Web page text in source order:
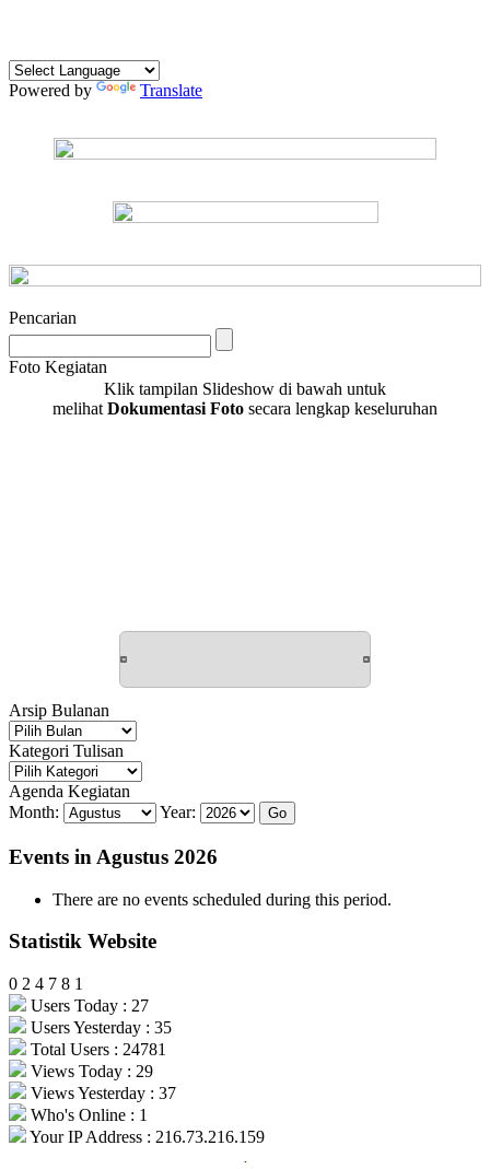
Powered by Translate
Pencarian
Foto Kegiatan
Klik tampilan Slideshow di bawah untuk
melihat Dokumentasi Foto secara lengkap keseluruhan
Arsip Bulanan
Arsip
Bulanan
Kategori Tulisan
Kategori
Tulisan
Agenda Kegiatan
Month:
Year:
Events in Agustus 2026
There are no events scheduled during this period.
Statistik Website
0 2 4 7 8 1
Users Today : 27
Users Yesterday : 35
Total Users : 24781
Views Today : 29
Views Yesterday : 37
Who's Online : 1
Your IP Address : 216.73.216.159